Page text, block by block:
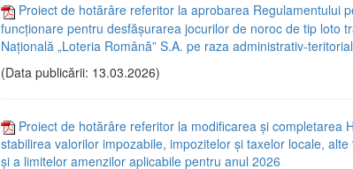
Proiect de hotărâre referitor la aprobarea Regulamentului
funcționare pentru desfășurarea jocurilor de noroc de tip loto
Națională „Loteria Română” S.A. pe raza administrativ-
(Data publicării: 13.03.2026)
Proiect de hotărâre referitor la modificarea și completarea
stabilirea valorilor impozabile, impozitelor și taxelor locale,
și a limitelor amenzilor aplicabile pentru anul 2026